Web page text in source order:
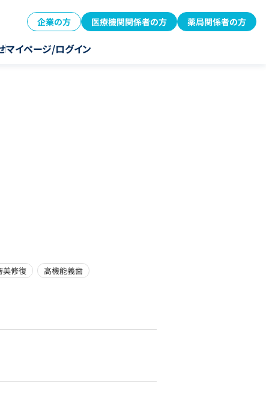
企業の方 医療機関関係者の方 薬局関係者の方
マイページ/ログイン
美修復 高機能義歯